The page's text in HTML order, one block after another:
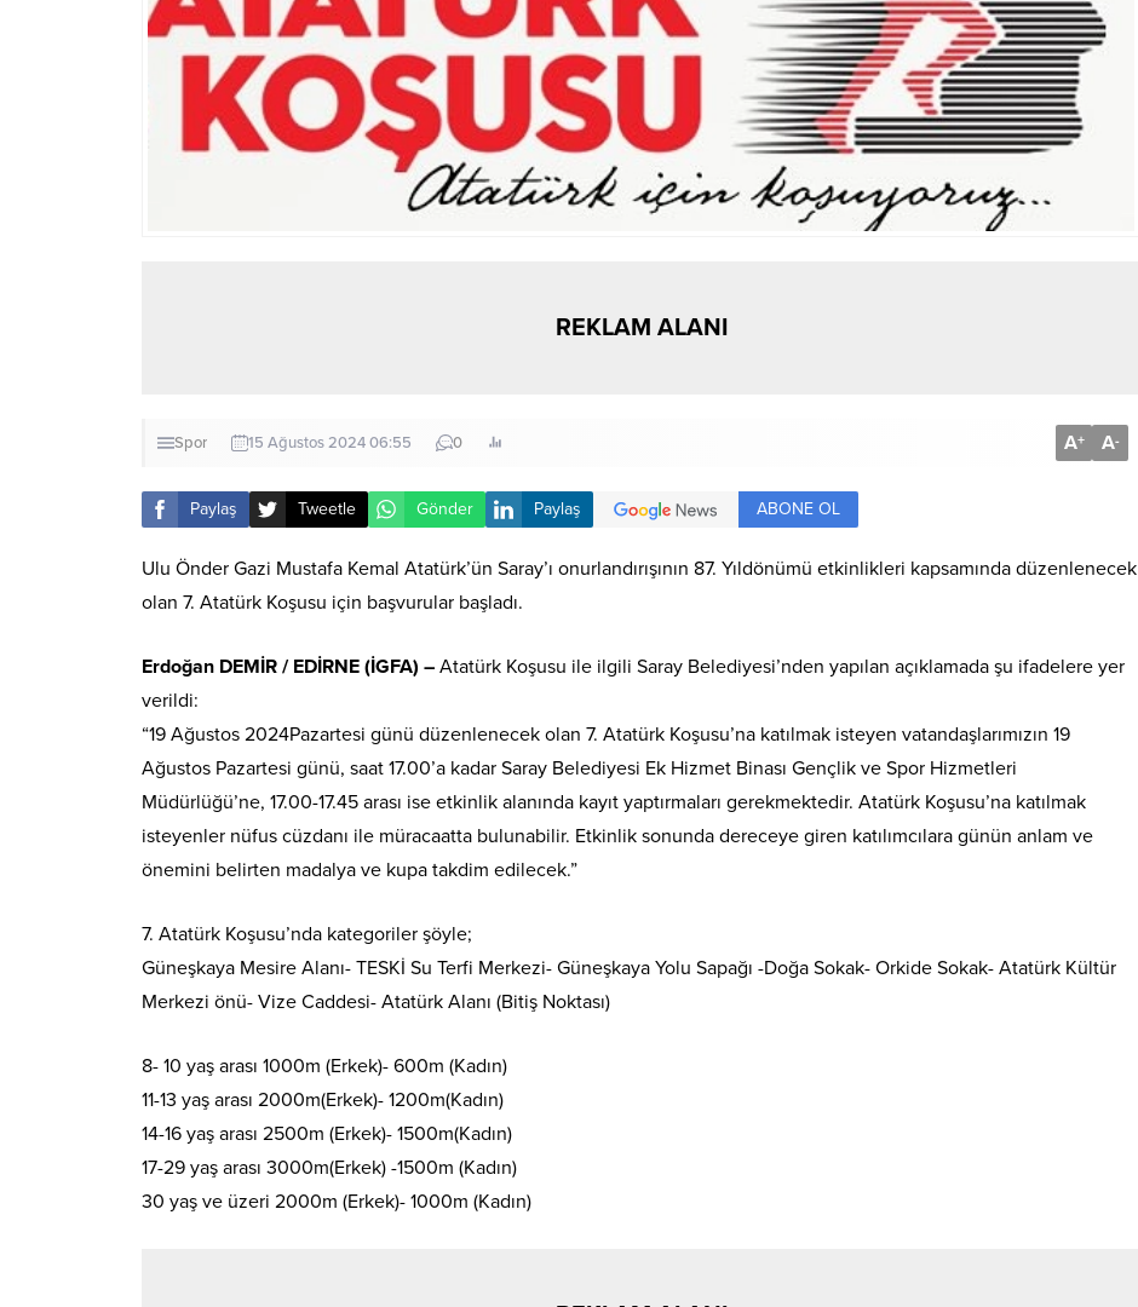
REKLAM ALANI
Spor 15 Ağustos 2024 06:55 0 A+ A-
Paylaş Tweetle Gönder Paylaş ABONE OL
Ulu Önder Gazi Mustafa Kemal Atatürk’ün Saray’ı onurlandırışının 87. Yıldönümü etkinlikleri kapsamında düzenlenecek
olan 7. Atatürk Koşusu için başvurular başladı.
Erdoğan DEMİR / EDİRNE (İGFA) – Atatürk Koşusu ile ilgili Saray Belediyesi’nden yapılan açıklamada şu ifadelere yer
verildi:
“19 Ağustos 2024Pazartesi günü düzenlenecek olan 7. Atatürk Koşusu’na katılmak isteyen vatandaşlarımızın 19
Ağustos Pazartesi günü, saat 17.00’a kadar Saray Belediyesi Ek Hizmet Binası Gençlik ve Spor Hizmetleri
Müdürlüğü’ne, 17.00-17.45 arası ise etkinlik alanında kayıt yaptırmaları gerekmektedir. Atatürk Koşusu’na katılmak
isteyenler nüfus cüzdanı ile müracaatta bulunabilir. Etkinlik sonunda dereceye giren katılımcılara günün anlam ve
önemini belirten madalya ve kupa takdim edilecek.”
7. Atatürk Koşusu’nda kategoriler şöyle;
Güneşkaya Mesire Alanı- TESKİ Su Terfi Merkezi- Güneşkaya Yolu Sapağı -Doğa Sokak- Orkide Sokak- Atatürk Kültür
Merkezi önü- Vize Caddesi- Atatürk Alanı (Bitiş Noktası)
8- 10 yaş arası 1000m (Erkek)- 600m (Kadın)
11-13 yaş arası 2000m(Erkek)- 1200m(Kadın)
14-16 yaş arası 2500m (Erkek)- 1500m(Kadın)
17-29 yaş arası 3000m(Erkek) -1500m (Kadın)
30 yaş ve üzeri 2000m (Erkek)- 1000m (Kadın)